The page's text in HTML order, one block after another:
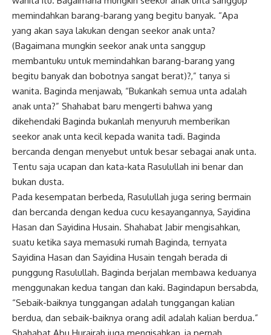
memindahkan barang-barang yang begitu banyak. “Apa
yang akan saya lakukan dengan seekor anak unta?
(Bagaimana mungkin seekor anak unta sanggup
membantuku untuk memindahkan barang-barang yang
begitu banyak dan bobotnya sangat berat)?,” tanya si
wanita. Baginda menjawab, “Bukankah semua unta adalah
anak unta?” Shahabat baru mengerti bahwa yang
dikehendaki Baginda bukanlah menyuruh memberikan
seekor anak unta kecil kepada wanita tadi. Baginda
bercanda dengan menyebut untuk besar sebagai anak unta.
Tentu saja ucapan dan kata-kata Rasulullah ini benar dan
bukan dusta.
Pada kesempatan berbeda, Rasulullah juga sering bermain
dan bercanda dengan kedua cucu kesayangannya, Sayidina
Hasan dan Sayidina Husain. Shahabat Jabir mengisahkan,
suatu ketika saya memasuki rumah Baginda, ternyata
Sayidina Hasan dan Sayidina Husain tengah berada di
punggung Rasulullah. Baginda berjalan membawa keduanya
menggunakan kedua tangan dan kaki. Bagindapun bersabda,
“Sebaik-baiknya tunggangan adalah tunggangan kalian
berdua, dan sebaik-baiknya orang adil adalah kalian berdua.”